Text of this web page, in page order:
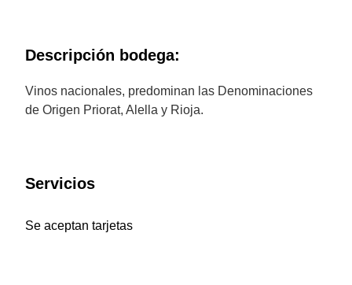
Descripción bodega:
Vinos nacionales, predominan las Denominaciones
de Origen Priorat, Alella y Rioja.
Servicios
Se aceptan tarjetas